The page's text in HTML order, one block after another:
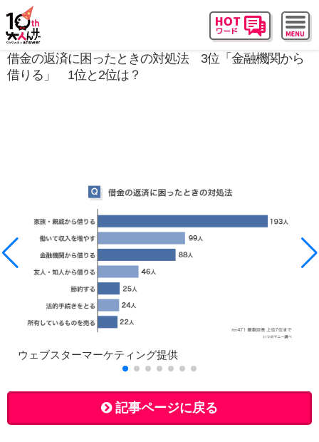
借金の返済に困ったときの対処法 3位「金融機関から
借りる」 1位と2位は？
ウェブスターマーケティング提供
記事ページに戻る